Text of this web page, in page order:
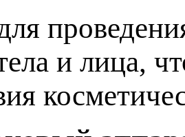
и лица,